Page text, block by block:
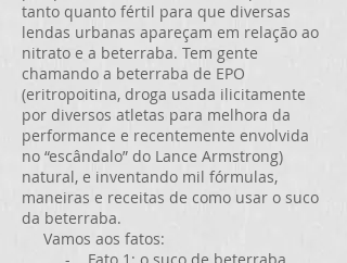
tanto quanto fértil para que diversas
lendas urbanas apareçam em relação ao
nitrato e a beterraba. Tem gente
chamando a beterraba de EPO
(eritropoitina, droga usada ilicitamente
por diversos atletas para melhora da
performance e recentemente envolvida
no “escândalo” do Lance Armstrong)
natural, e inventando mil fórmulas,
maneiras e receitas de como usar o suco
da beterraba.
Vamos aos fatos: